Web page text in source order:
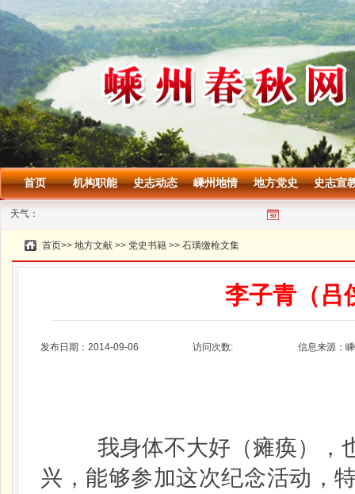
首页 机构职能 史志动态 嵊州地情 地方党史 史志宣
天气：
首页>> 地方文献 >> 党史书籍 >> 石璜缴枪文集
李子青（吕
发布日期：2014-09-06 访问次数: 信息来源：
我身体不大好（瘫痪），也
兴，能够参加这次纪念活动，